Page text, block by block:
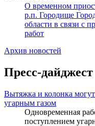
О временном
р.п. Городище
области в связи с
работ
Архив новостей
Пресс-дайджест
Вытяжка и колонка
угарным газом
Одновременная
поступлением